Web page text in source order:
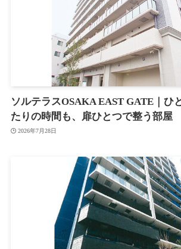
ソルテラスOSAKA EAST GATE｜ひ
たりの時間も、扉ひとつで整う部屋
2026年7月28日